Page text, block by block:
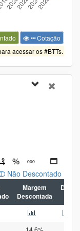
Cotação
acessar os #BTTs.
Não Descontado
Margem
Descontada
Dívida